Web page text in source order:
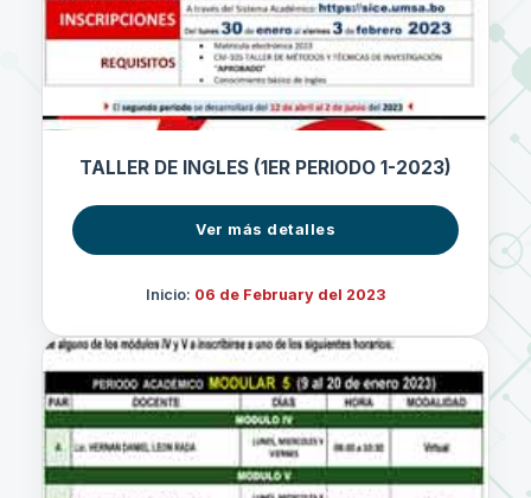
TALLER DE INGLES (1ER PERIODO 1-2023)
Ver más detalles
Inicio: 06 de February del 2023